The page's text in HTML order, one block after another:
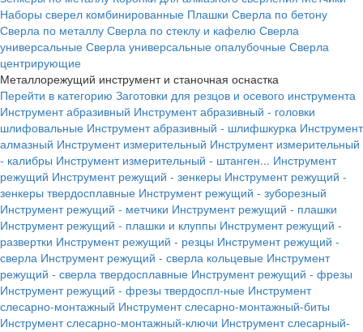
Наборы сверел комбинированные Плашки Сверла по бетону
Сверла по металлу Сверла по стеклу и кафелю Сверла
универсальные Сверла универсальные опалубочные Сверла
центрирующие
Металлорежущий инструмент и станочная оснастка
Перейти в категорию Заготовки для резцов и осевого инструмента
Инструмент абразивный Инструмент абразивный - головки
шлифовальные Инструмент абразивный - шлифшкурка Инструмент
алмазный Инструмент измерительный Инструмент измерительный
- калибры Инструмент измерительный - штанген... Инструмент
режущий Инструмент режущий - зенкеры Инструмент режущий -
зенкеры твердосплавные Инструмент режущий - зуборезный
Инструмент режущий - метчики Инструмент режущий - плашки
Инструмент режущий - плашки и клуппы Инструмент режущий -
развертки Инструмент режущий - резцы Инструмент режущий -
сверла Инструмент режущий - сверла кольцевые Инструмент
режущий - сверла твердосплавные Инструмент режущий - фрезы
Инструмент режущий - фрезы твердоспл-ные Инструмент
слесарно-монтажный Инструмент слесарно-монтажный-биты
Инструмент слесарно-монтажный-ключи Инструмент слесарный-